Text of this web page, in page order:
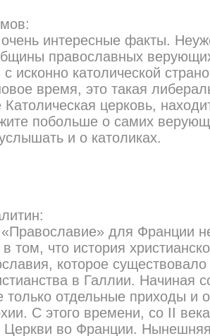
интересные факты.
православных
с исконно католической
время, это такая
церковь,
побольше о самих
и о католиках.
для Франции
том, что история
которое
в Галлии. Начиная
только отдельные приходы и
С этого времени, со II
Церкви во Франции.